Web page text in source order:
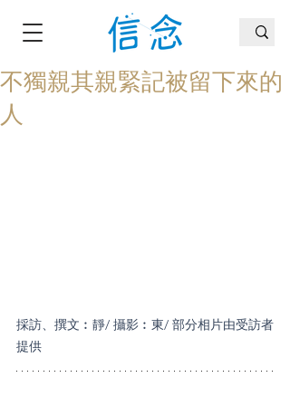
不獨親其親緊記被留下來的
人
採訪、撰文︰靜/ 攝影︰東/ 部分相片由受訪者
提供